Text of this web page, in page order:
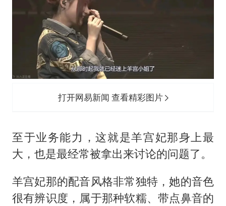
打开网易新闻 查看精彩图片
至于业务能力，这就是羊宫妃那身上最
大，也是最经常被拿出来讨论的问题了。
羊宫妃那的配音风格非常独特，她的音色
很有辨识度，属于那种软糯、带点鼻音的